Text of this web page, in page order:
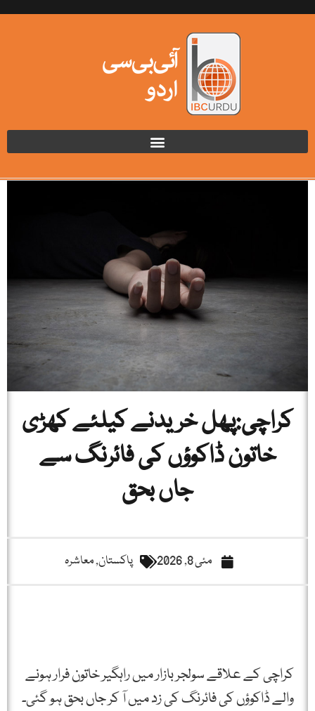
کراچی:پھل خریدنے کیلئے کھڑی
خاتون ڈاکوؤں کی فائرنگ سے
جاں بحق
مئی 8, 2026 پاکستان,معاشرہ
کراچی کے علاقے سولجر بازار میں راہگیر خاتون فرار ہونے
والے ڈاکوؤں کی فائرنگ کی زد میں آ کر جاں بحق ہو گئی۔